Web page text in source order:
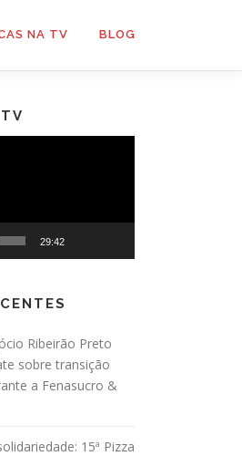
NA TV BLOG
29:42
Ribeirão Preto
sobre transição
a Fenasucro &
15ª Pizza